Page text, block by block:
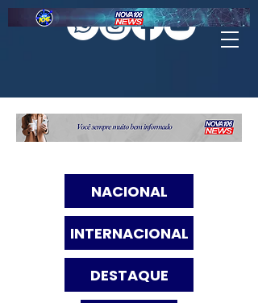
NACIONAL
INTERNACIONAL
DESTAQUE